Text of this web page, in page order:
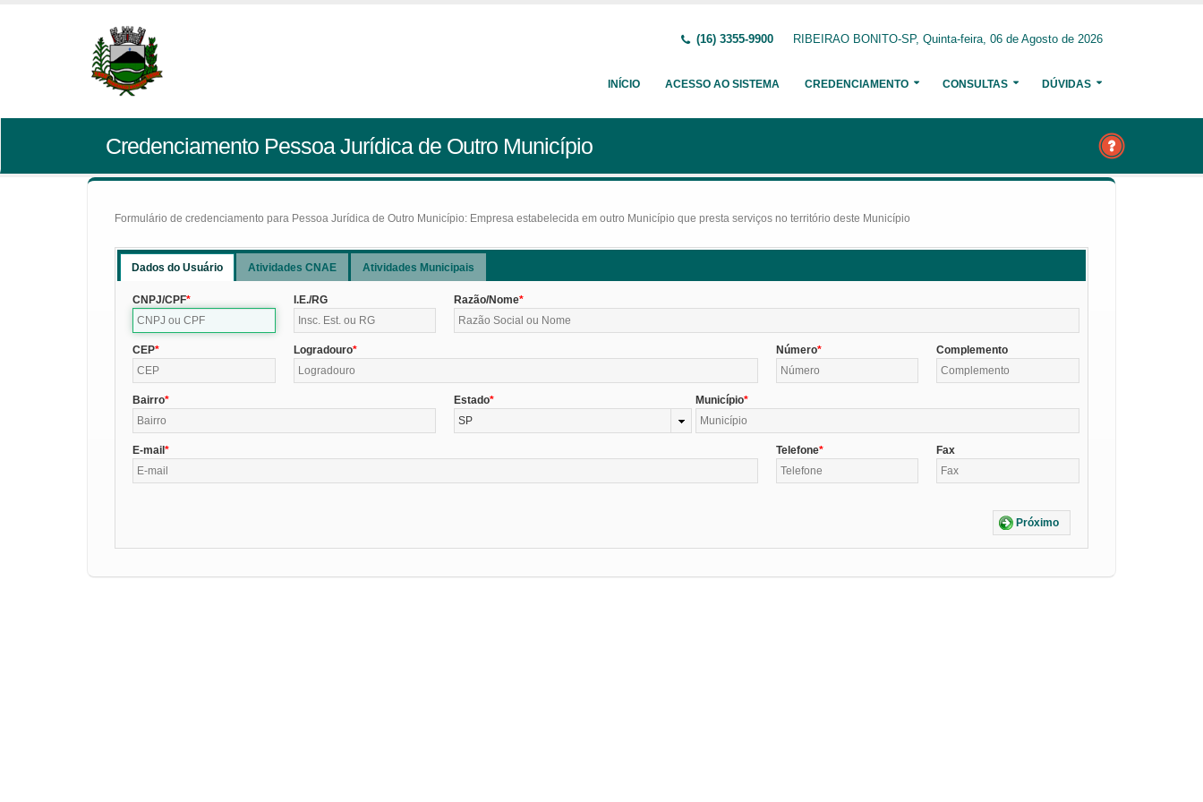
(16) 3355-9900 RIBEIRAO BONITO-SP, Quinta-feira, 06 de Agosto de 2026
INÍCIO ACESSO AO SISTEMA CREDENCIAMENTO CONSULTAS DÚVIDAS
Credenciamento Pessoa Jurídica de Outro Município
Formulário de credenciamento para Pessoa Jurídica de Outro Município: Empresa estabelecida em outro Município que presta serviços no território deste Município
Dados do Usuário Atividades CNAE Atividades Municipais
CNPJ/CPF I.E./RG Razão/Nome
CEP Logradouro Número Complemento
Bairro
Estado
SP
Município
E-mail Telefone Fax
Próximo